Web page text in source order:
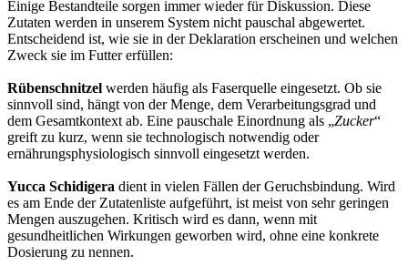
Einige Bestandteile sorgen immer wieder für Diskussion. Diese
Zutaten werden in unserem System nicht pauschal abgewertet.
Entscheidend ist, wie sie in der Deklaration erscheinen und welchen
Zweck sie im Futter erfüllen:
Rübenschnitzel werden häufig als Faserquelle eingesetzt. Ob sie
sinnvoll sind, hängt von der Menge, dem Verarbeitungsgrad und
dem Gesamtkontext ab. Eine pauschale Einordnung als „Zucker“
greift zu kurz, wenn sie technologisch notwendig oder
ernährungsphysiologisch sinnvoll eingesetzt werden.
Yucca Schidigera dient in vielen Fällen der Geruchsbindung. Wird
es am Ende der Zutatenliste aufgeführt, ist meist von sehr geringen
Mengen auszugehen. Kritisch wird es dann, wenn mit
gesundheitlichen Wirkungen geworben wird, ohne eine konkrete
Dosierung zu nennen.